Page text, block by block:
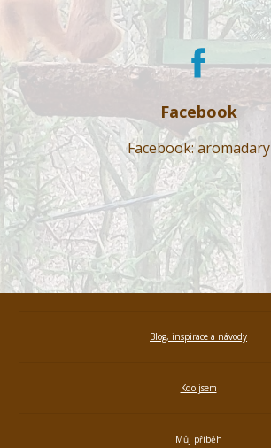
Facebook
Facebook: aromadary
Blog, inspirace a návody
Kdo jsem
Můj příběh